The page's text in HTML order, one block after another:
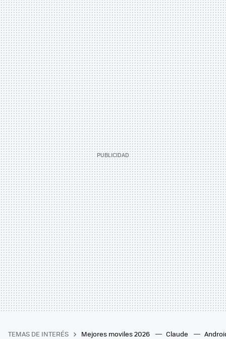
TEMAS DE INTERÉS Mejores moviles 2026 Claude